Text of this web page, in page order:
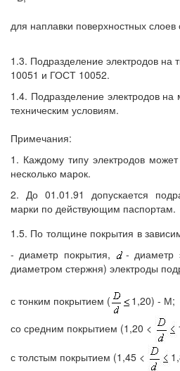
для наплавки поверхностных
1.3. Подразделение электродов
10051 и ГОСТ 10052.
1.4. Подразделение электродов
техническим условиям.
Примечания:
1. Каждому типу электродов может
несколько марок.
2. До 01.01.91 допускается
марки по действующим паспортам.
1.5. По толщине покрытия в
- диаметр покрытия,
- диаметр
диаметром стержня) электроды
с тонким покрытием (
1,20) - М;
со средним покрытием (1,20 <
с толстым покрытием (1,45 <